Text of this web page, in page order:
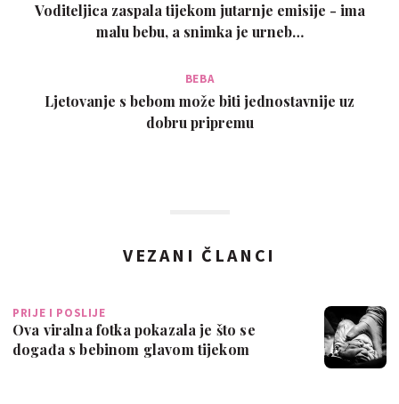
Voditeljica zaspala tijekom jutarnje emisije - ima
malu bebu, a snimka je urneb…
BEBA
Ljetovanje s bebom može biti jednostavnije uz
dobru pripremu
VEZANI ČLANCI
PRIJE I POSLIJE
Ova viralna fotka pokazala je što se
događa s bebinom glavom tijekom